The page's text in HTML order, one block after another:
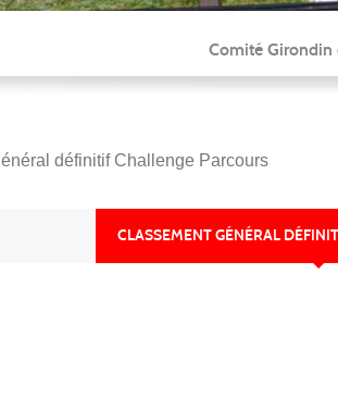
Comité Girondin
définitif Challenge Parcours
CLASSEMENT GÉNÉRAL